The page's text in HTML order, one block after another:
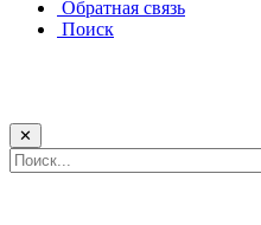
Обратная связь
Поиск
✕